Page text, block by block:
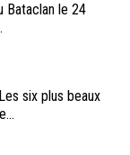
Bataclan le 24
six plus beaux